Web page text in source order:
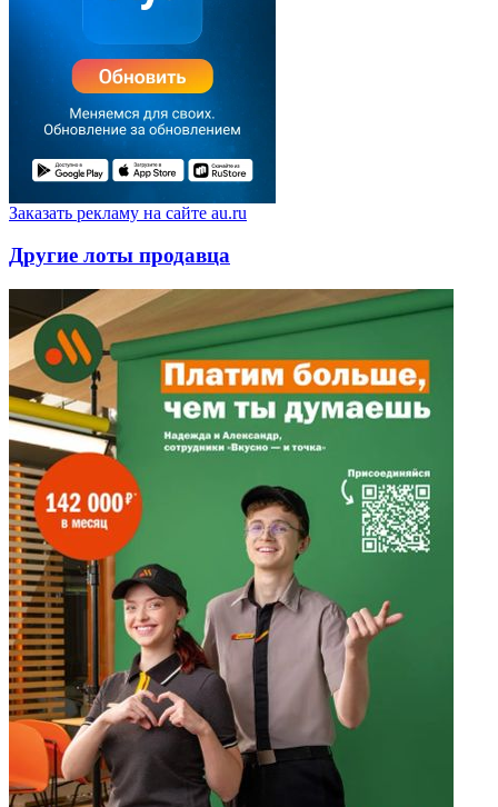
Заказать рекламу на сайте au.ru
Другие лоты продавца